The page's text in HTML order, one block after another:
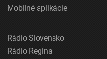
Mobilné aplikácie
Rádio Slovensko
Rádio Regina